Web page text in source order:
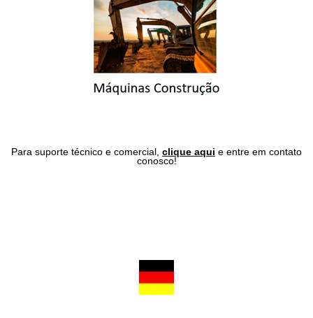
Para suporte técnico e comercial, clique aqui e entre em contato
conosco!